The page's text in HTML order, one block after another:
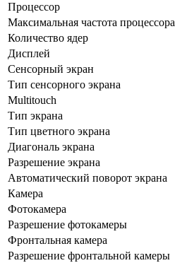
Процессор
Максимальная частота процессора
Количество ядер
Дисплей
Сенсорный экран
Тип сенсорного экрана
Multitouch
Тип экрана
Тип цветного экрана
Диагональ экрана
Разрешение экрана
Автоматический поворот экрана
Камера
Фотокамера
Разрешение фотокамеры
Фронтальная камера
Разрешение фронтальной камеры